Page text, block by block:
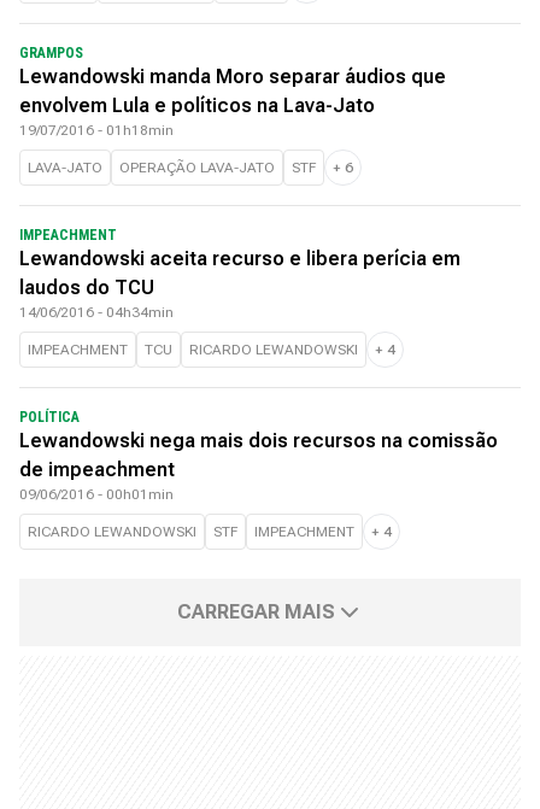
GRAMPOS
Lewandowski manda Moro separar áudios que
envolvem Lula e políticos na Lava-Jato
19/07/2016 - 01h18min
LAVA-JATO OPERAÇÃO LAVA-JATO STF + 6
IMPEACHMENT
Lewandowski aceita recurso e libera perícia em
laudos do TCU
14/06/2016 - 04h34min
IMPEACHMENT TCU RICARDO LEWANDOWSKI + 4
POLÍTICA
Lewandowski nega mais dois recursos na comissão
de impeachment
09/06/2016 - 00h01min
RICARDO LEWANDOWSKI STF IMPEACHMENT + 4
CARREGAR MAIS